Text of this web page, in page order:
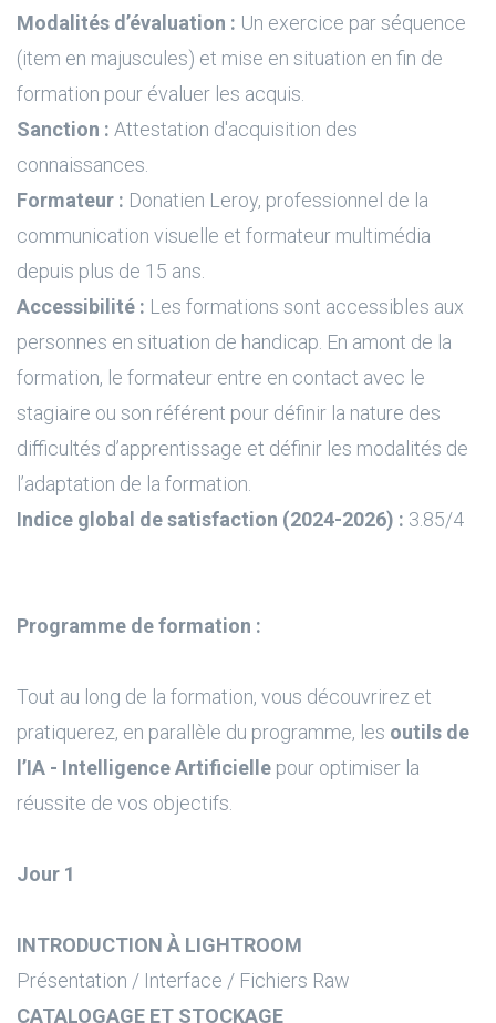
Modalités d’évaluation : Un exercice par séquence
(item en majuscules) et mise en situation en fin de
formation pour évaluer les acquis.
Sanction : Attestation d'acquisition des
connaissances.
Formateur : Donatien Leroy, professionnel de la
communication visuelle et formateur multimédia
depuis plus de 15 ans.
Accessibilité : Les formations sont accessibles aux
personnes en situation de handicap. En amont de la
formation, le formateur entre en contact avec le
stagiaire ou son référent pour définir la nature des
difficultés d’apprentissage et définir les modalités de
l’adaptation de la formation.
Indice global de satisfaction (2024-2026) : 3.85/4
Programme de formation :
Tout au long de la formation, vous découvrirez et
pratiquerez, en parallèle du programme, les outils de
l’IA - Intelligence Artificielle pour optimiser la
réussite de vos objectifs.
Jour 1
INTRODUCTION À LIGHTROOM
Présentation / Interface / Fichiers Raw
CATALOGAGE ET STOCKAGE